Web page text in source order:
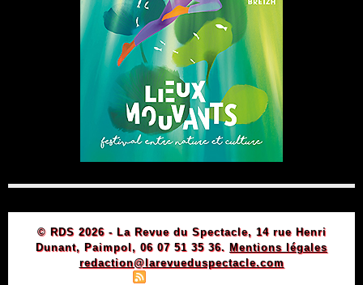
© RDS 2026 - La Revue du Spectacle, 14 rue Henri
Dunant, Paimpol, 06 07 51 35 36. Mentions légales
redaction@larevueduspectacle.com